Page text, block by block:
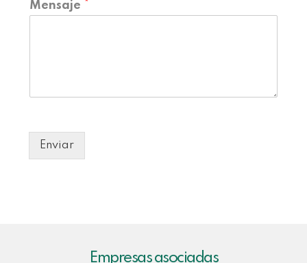
Mensaje *
Enviar
Empresas asociadas